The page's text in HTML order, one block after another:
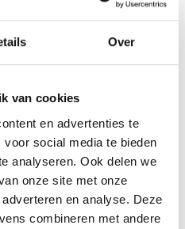
Over
van cookies
en advertenties te
social media te bieden
analyseren. Ook delen we
onze site met onze
en analyse. Deze
combineren met andere